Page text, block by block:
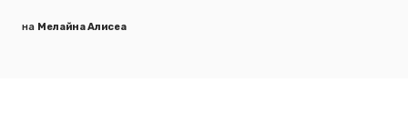
на Мелайна Алисеа